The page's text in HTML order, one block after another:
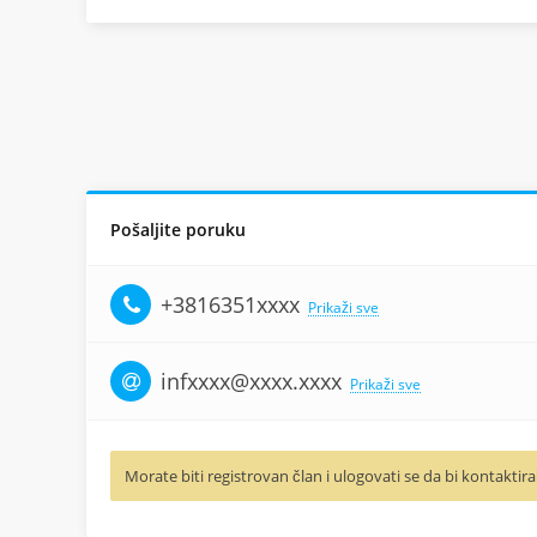
Pošaljite poruku
+3816351xxxx Prikaži sve
infxxxx@xxxx.xxxx Prikaži sve
Morate biti registrovan član i ulogovati se da bi